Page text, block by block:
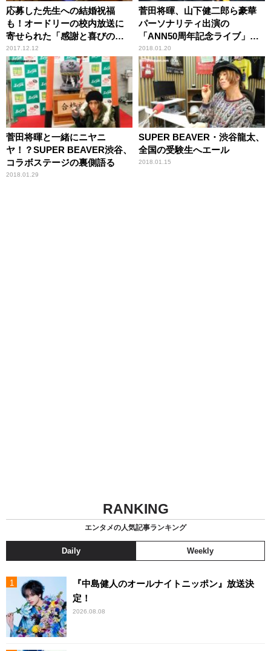
応募した先生への結婚祝福
も！オードリーの校内放送に
寄せられた「感謝と喜びの
声」
2017.12.12
菅田将暉、山下健二郎ら豪華
パーソナリティ出演の
「ANN50周年記念ライブ」に1
万人が大熱狂！
2018.01.20
菅田将暉と一緒にニヤニ
ヤ！？SUPER BEAVER渋谷、
コラボステージの裏側語る
2018.01.29
SUPER BEAVER・渋谷龍太、
全国の受験生へエール
2018.01.15
RANKING
エンタメの人気記事ランキング
Daily Weekly
『中島健人のオールナイトニッポン』放送決
定！
2026.08.08